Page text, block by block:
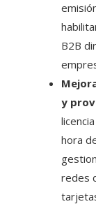
B2B
y
hora
redes